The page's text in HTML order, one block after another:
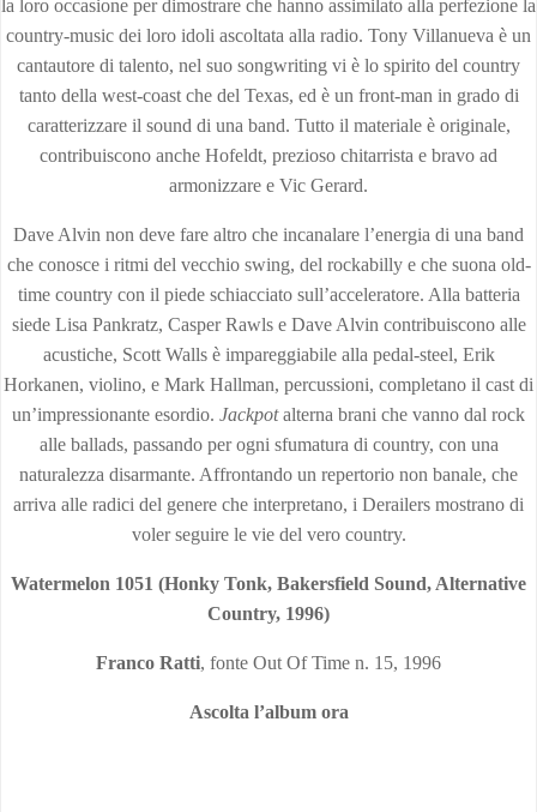
la loro occasione per dimostrare che hanno assimilato alla perfezione la
country-music dei loro idoli ascoltata alla radio. Tony Villanueva è un
cantautore di talento, nel suo songwriting vi è lo spirito del country
tanto della west-coast che del Texas, ed è un front-man in grado di
caratterizzare il sound di una band. Tutto il materiale è originale,
contribuiscono anche Hofeldt, prezioso chitarrista e bravo ad
armonizzare e Vic Gerard.
Dave Alvin non deve fare altro che incanalare l’energia di una band
che conosce i ritmi del vecchio swing, del rockabilly e che suona old-
time country con il piede schiacciato sull’acceleratore. Alla batteria
siede Lisa Pankratz, Casper Rawls e Dave Alvin contribuiscono alle
acustiche, Scott Walls è impareggiabile alla pedal-steel, Erik
Horkanen, violino, e Mark Hallman, percussioni, completano il cast di
un’impressionante esordio. Jackpotalterna brani che vanno dal rock
alle ballads, passando per ogni sfumatura di country, con una
naturalezza disarmante. Affrontando un repertorio non banale, che
arriva alle radici del genere che interpretano, i Derailers mostrano di
voler seguire le vie del vero country.
Watermelon 1051 (Honky Tonk, Bakersfield Sound, Alternative
Country, 1996)
Franco Ratti, fonte Out Of Time n. 15, 1996
Ascolta l’album ora